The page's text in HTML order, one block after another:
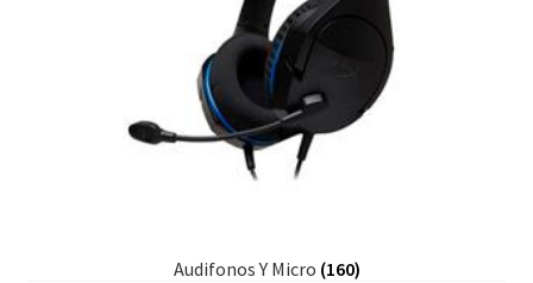
Audifonos Y Micro (160)